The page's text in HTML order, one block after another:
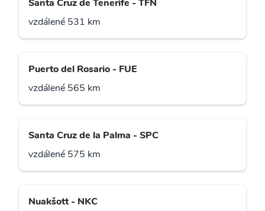
Santa Cruz de Tenerife - TFN
vzdálené 531 km
Puerto del Rosario - FUE
vzdálené 565 km
Santa Cruz de la Palma - SPC
vzdálené 575 km
Nuakšott - NKC